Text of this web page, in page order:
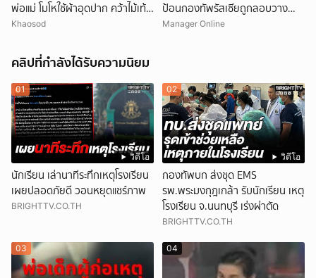
พ่อแม่ โมโหใช้ผ้าอุดปาก คว้าไม้เท้า
กระหน่ำฟาดเสียชีวิต
Khaosod
ป้อนกองทัพรัสเซียถูกลอบวาง
'คาร์บอมบ์' บาดเจ็บ-คนขับรถเสีย
Manager Online
คลิปที่กำลังได้รับความนิยม
วิดีโอ
01
นักเรียน เล่านาทีระทึกเหตุโรงเรียน
เผยปลอดภัยดี วอนหยุดแชร์ภาพ
BRIGHTTV.CO.TH
วิดีโอ
02
กองทัพบก ส่งชุด EMS
รพ.พระมงกุฎเกล้า รับนักเรียน เหตุ
โรงเรียน จ.นนทบุรี เร่งผ่าตัด
BRIGHTTV.CO.TH
03 04